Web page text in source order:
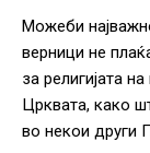
Можеби
верници не
за религијата
Црквата, како
во некои други